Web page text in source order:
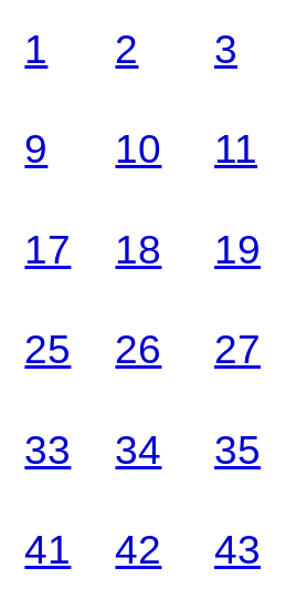
1 2 3
9 10 11
17 18 19
25 26 27
33 34 35
41 42 43